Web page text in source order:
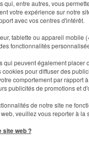
entre autres, vous
votre expérience sur notre
avec vos centres d'intérêt.
tablette ou appareil
fonctionnalités
peuvent également
pour diffuser des
comportement par rapport
publicités de promotions et
de notre site ne
veuillez vous reporter à
site web ?